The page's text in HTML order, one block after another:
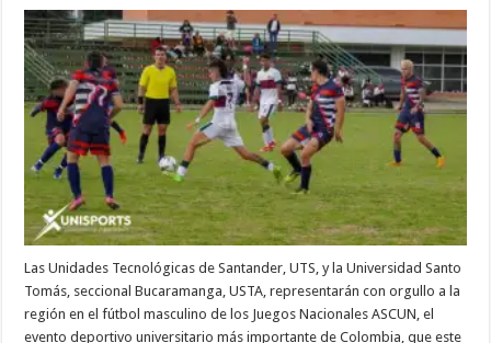
Las Unidades Tecnológicas de Santander, UTS, y la Universidad Santo
Tomás, seccional Bucaramanga, USTA, representarán con orgullo a la
región en el fútbol masculino de los Juegos Nacionales ASCUN, el
evento deportivo universitario más importante de Colombia, que este